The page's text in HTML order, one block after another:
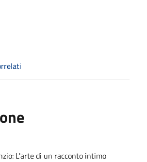
L'arte di un racconto intimo